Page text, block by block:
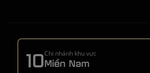
10Chi nhánh khu vực
Miền Nam